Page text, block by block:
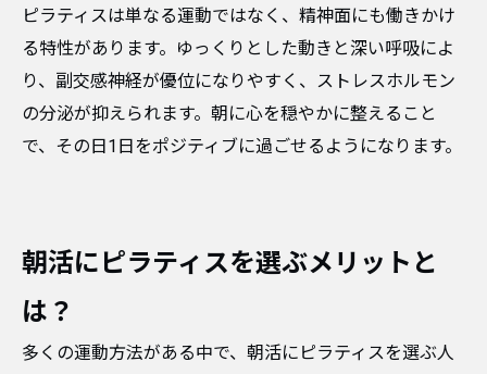
ピラティスは単なる運動ではなく、精神面にも働きかけ
る特性があります。ゆっくりとした動きと深い呼吸によ
り、副交感神経が優位になりやすく、ストレスホルモン
の分泌が抑えられます。朝に心を穏やかに整えること
で、その日1日をポジティブに過ごせるようになります。
朝活にピラティスを選ぶメリットと
は？
多くの運動方法がある中で、朝活にピラティスを選ぶ人